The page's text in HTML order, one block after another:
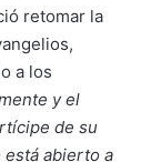
retomar la
a los
y el
de su
está abierto a